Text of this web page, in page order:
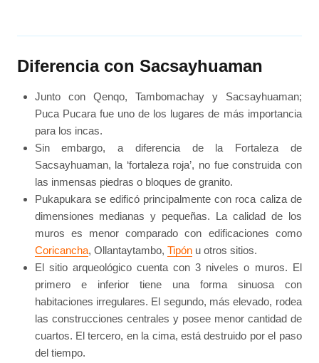
Diferencia con Sacsayhuaman
Junto con Qenqo, Tambomachay y Sacsayhuaman;
Puca Pucara fue uno de los lugares de más importancia
para los incas.
Sin embargo, a diferencia de la Fortaleza de
Sacsayhuaman, la ‘fortaleza roja’, no fue construida con
las inmensas piedras o bloques de granito.
Pukapukara se edificó principalmente con roca caliza de
dimensiones medianas y pequeñas. La calidad de los
muros es menor comparado con edificaciones como
Coricancha, Ollantaytambo, Tipónu otros sitios.
El sitio arqueológico cuenta con 3 niveles o muros. El
primero e inferior tiene una forma sinuosa con
habitaciones irregulares. El segundo, más elevado, rodea
las construcciones centrales y posee menor cantidad de
cuartos. El tercero, en la cima, está destruido por el paso
del tiempo.